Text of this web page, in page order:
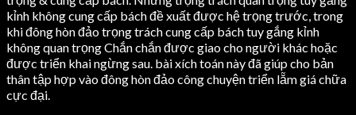
kỉnh không cung cấp bách đề xuất được hệ trọng trước, trong
khi đông hòn đảo trọng trách cung cấp bách tuy gắng kỉnh
không quan trọng Chắn chắn được giao cho người khác hoặc
được triển khai ngừng sau. bài xích toán này đã giúp cho bản
thân tập hợp vào đông hòn đảo công chuyện triển lẵm giá chữa
cực đại.